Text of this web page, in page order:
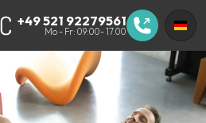
+49 521 92279561
Mo - Fr: 09:00- 17.00